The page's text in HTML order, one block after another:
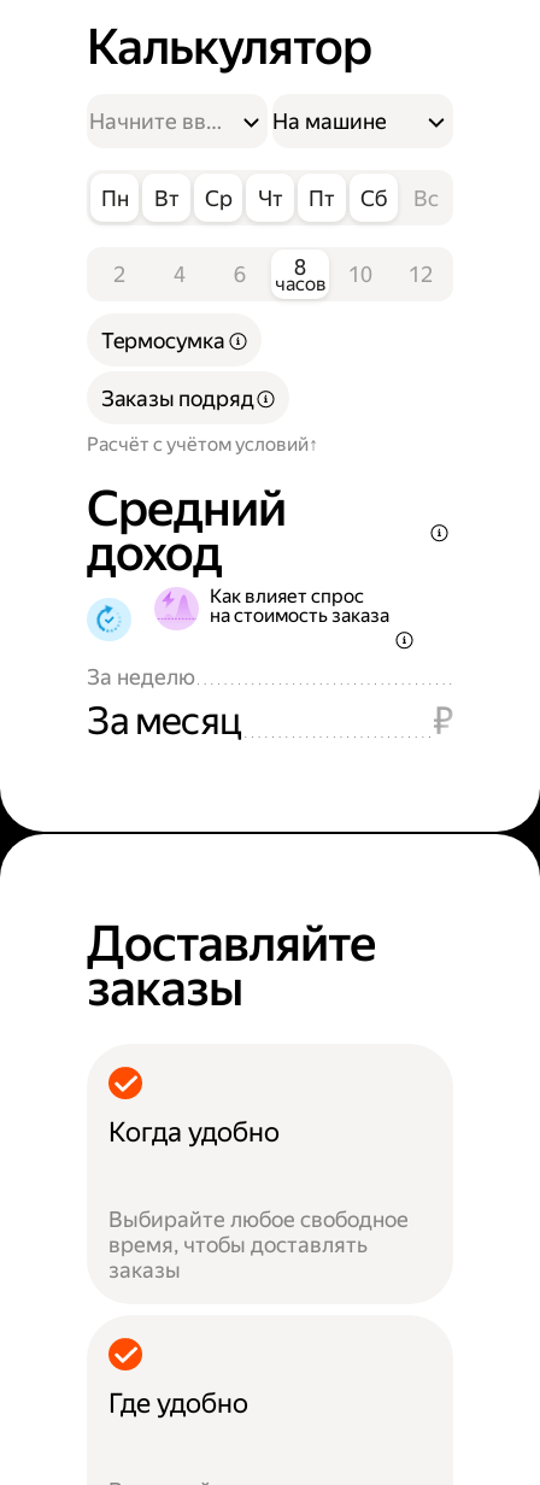
Калькулятор
На машине
Пн Вт Ср Чт Пт Сб Вс
2 4 6 8
часов 10 12
Расчёт с учётом условий
Термосумка
Заказы подряд
Средний
доход
Как влияет спрос
на стоимость заказа
За неделю
За месяц ₽
Доставляйте
заказы
Когда удобно
Выбирайте любое свободное
время, чтобы доставлять
заказы
Где удобно